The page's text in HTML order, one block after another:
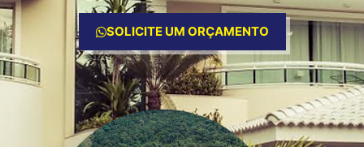
SOLICITE UM ORÇAMENTO